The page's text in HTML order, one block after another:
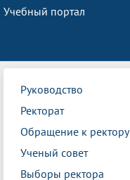
Учебный портал
Руководство
Ректорат
Обращение к ректору
Ученый совет
Выборы ректора